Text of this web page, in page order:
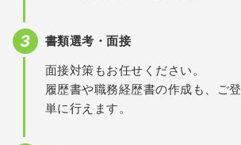
書類選考・面接
面接対策もお任せください。
履歴書や職務経歴書の作成も、ご
単に行えます。